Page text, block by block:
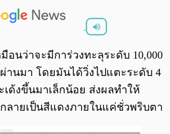
/
อนว่าจะมีการ่วงทะลุระดับ 10,000
านมา โดยมันได้วิ่งไปแตะระดับ 4
ด้งขึ้นมาเล็กน้อย ส่งผลทำให้
ลายเป็นสีแดงภายในแค่ชั่วพริบตา